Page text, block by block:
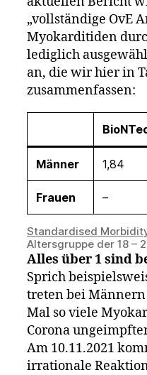
„vollständige OvE
Myokarditiden
lediglich
an, die wir hier in
zusammenfassen:
Männer 1,84
Frauen –
Standardised
Altersgruppe der 18 –
Alles über 1 sind
Sprich
treten bei
Mal so viele
Corona
Am 10.11.2021
irrationale